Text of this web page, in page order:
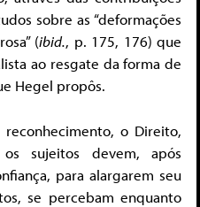
sobre as “deformações
(ibid., p. 175, 176) que
ao resgate da forma de
Hegel propôs.
reconhecimento, o Direito,
sujeitos devem, após
para alargarem seu
se percebam enquanto